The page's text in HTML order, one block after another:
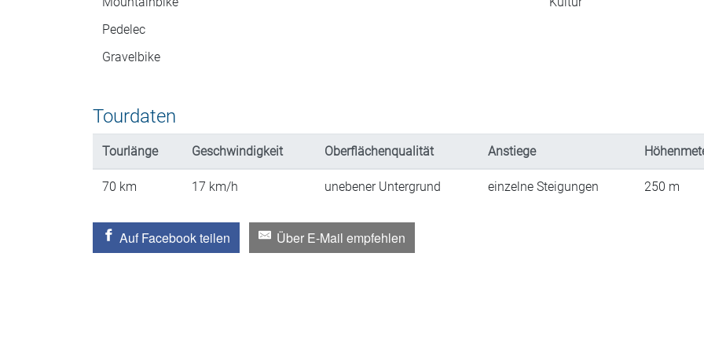
Pedelec
Gravelbike
Tourdaten
Tourlänge Geschwindigkeit Oberflächenqualität Anstiege
70 km 17 km/h unebener Untergrund einzelne Steigungen 250 m
Auf Facebook teilen Über E-Mail empfehlen